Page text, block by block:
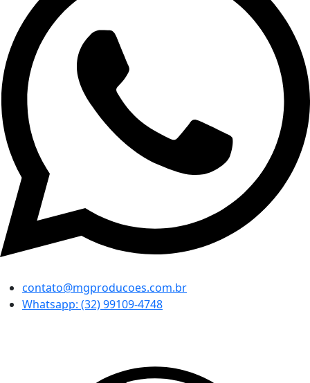
contato@mgproducoes.com.br
Whatsapp: (32) 99109-4748